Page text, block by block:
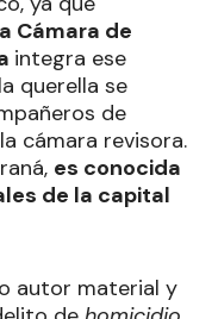
Cámara de
integra ese
querella se
de
cámara revisora.
es conocida
de la capital
autor material y